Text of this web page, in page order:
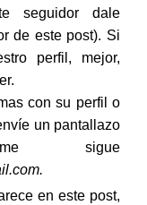
seguidor dale
de este post). Si
perfil, mejor,
con su perfil o
un pantallazo
sigue
en este post,